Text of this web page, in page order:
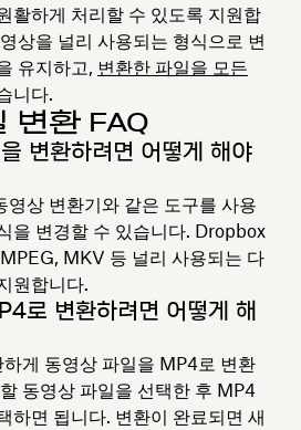
활하게 처리할 수 있도록 지원합
상을 널리 사용되는 형식으로 변
유지하고, 변환한 파일을 모든
니다.
변환 FAQ
변환하려면 어떻게 해야
상 변환기와 같은 도구를 사용
을 변경할 수 있습니다. Dropbox
MKV 등 널리 사용되는 다
원합니다.
로 변환하려면 어떻게 해
게 동영상 파일을 MP4로 변환
동영상 파일을 선택한 후 MP4
하면 됩니다. 변환이 완료되면 새